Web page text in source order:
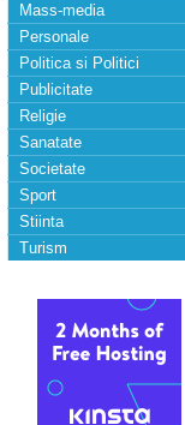
Mass-media
Personale
Politica si Politici
Publicitate
Religie
Sanatate
Societate
Sport
Stiinta
Turism